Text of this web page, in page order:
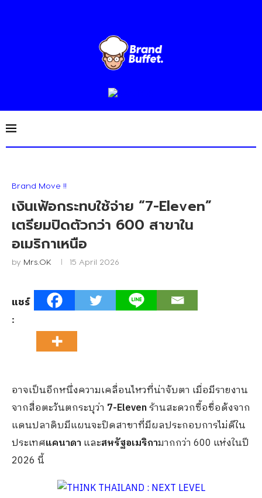
Brand Move !!
เงินเฟ้อกระทบใช้จ่าย “7-Eleven”
เตรียมปิดตัวกว่า 600 สาขาใน
อเมริกาเหนือ
by Mrs.OK 15 April 2026
แชร์
:
อาจเป็นอีกหนึ่งความเคลื่อนไหวที่น่าจับตา เมื่อมีรายงาน
จากสื่อตะวันตกระบุว่า 7-Elevenร้านสะดวกซื้อชื่อดังจาก
แดนปลาดิบมีแผนจะปิดสาขาที่มีผลประกอบการไม่ดีใน
ประเทศแคนาดา และสหรัฐอเมริกามากกว่า 600 แห่งในปี
2026 นี้